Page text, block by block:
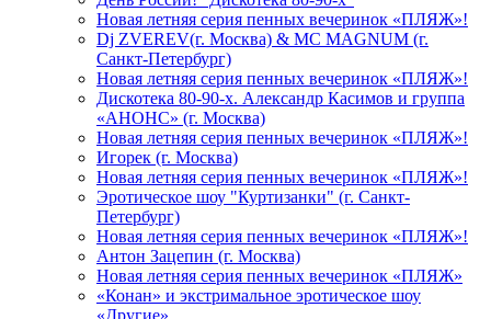
Новая летняя серия пенных вечеринок «ПЛЯЖ»!
Dj ZVEREV(г. Москва) & MC MAGNUM (г.
Санкт-Петербург)
Новая летняя серия пенных вечеринок «ПЛЯЖ»!
Дискотека 80-90-х. Александр Касимов и группа
«АНОНС» (г. Москва)
Новая летняя серия пенных вечеринок «ПЛЯЖ»!
Игорек (г. Москва)
Новая летняя серия пенных вечеринок «ПЛЯЖ»!
Эротическое шоу "Куртизанки" (г. Санкт-
Петербург)
Новая летняя серия пенных вечеринок «ПЛЯЖ»!
Антон Зацепин (г. Москва)
Новая летняя серия пенных вечеринок «ПЛЯЖ»
«Конан» и экстримальное эротическое шоу
«Другие»